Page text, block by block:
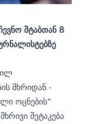
შტაბთან 8
მხრიდან -
ოცნების“
შეტაკება